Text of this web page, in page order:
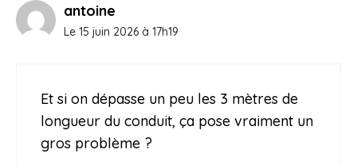
antoine
Le 15 juin 2026 à 17h19
Et si on dépasse un peu les 3 mètres de
longueur du conduit, ça pose vraiment un
gros problème ?